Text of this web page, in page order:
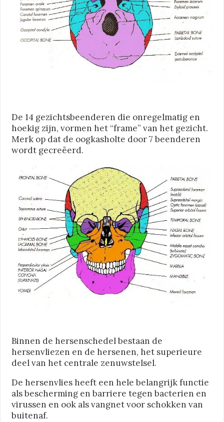
De 14 gezichtsbeenderen die onregelmatig en
hoekig zijn, vormen het “frame” van het gezicht.
Merk op dat de oogkasholte door 7 beenderen
wordt gecreëerd.
Binnen de hersenschedel bestaan de
hersenvliezen en de hersenen, het superieure
deel van het centrale zenuwstelsel.
De hersenvlies heeft een hele belangrijk functie
als bescherming en barriere tegen bacterien en
virussen en ook als vangnet voor schokken van
buitenaf.